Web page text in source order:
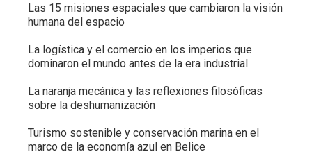
Las 15 misiones espaciales que cambiaron la visión
humana del espacio
La logística y el comercio en los imperios que
dominaron el mundo antes de la era industrial
La naranja mecánica y las reflexiones filosóficas
sobre la deshumanización
Turismo sostenible y conservación marina en el
marco de la economía azul en Belice